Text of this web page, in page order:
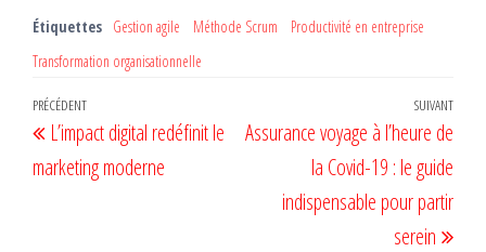
Étiquettes Gestion agile Méthode Scrum
Productivité en entreprise
Transformation organisationnelle
Navigation
de
l’article
Article
précédent
PRÉCÉDENT
L’impact digital redéfinit le
marketing moderne
SUIVANT
Assurance voyage à l’heure de
la Covid-19 : le guide
indispensable pour partir
serein